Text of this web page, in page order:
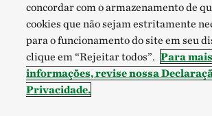
concordar com o armazenamento de
cookies que não sejam estritamente
para o funcionamento do site em seu
clique em “Rejeitar todos”. Para mais
informações, revise nossa
Privacidade.